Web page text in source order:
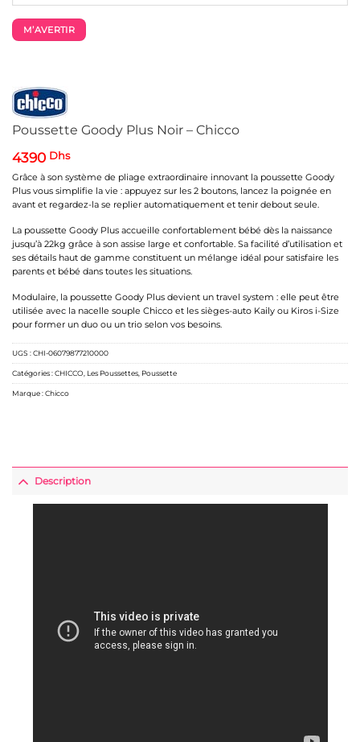
Poussette Goody Plus Noir – Chicco
4390 Dhs
Grâce à son système de pliage extraordinaire innovant la poussette Goody
Plus vous simplifie la vie : appuyez sur les 2 boutons, lancez la poignée en
avant et regardez-la se replier automatiquement et tenir debout seule.
La poussette Goody Plus accueille confortablement bébé dès la naissance
jusqu’à 22kg grâce à son assise large et confortable. Sa facilité d’utilisation et
ses détails haut de gamme constituent un mélange idéal pour satisfaire les
parents et bébé dans toutes les situations.
Modulaire, la poussette Goody Plus devient un travel system : elle peut être
utilisée avec la nacelle souple Chicco et les sièges-auto Kaily ou Kiros i-Size
pour former un duo ou un trio selon vos besoins.
M’AVERTIR
UGS :CHI-06079877210000
Catégories :CHICCO Les Poussettes Poussette
Marque :Chicco
Description